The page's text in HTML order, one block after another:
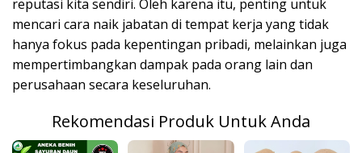
reputasi kita sendiri. Oleh karena itu, penting untuk
mencari cara naik jabatan di tempat kerja yang tidak
hanya fokus pada kepentingan pribadi, melainkan juga
mempertimbangkan dampak pada orang lain dan
perusahaan secara keseluruhan.
Rekomendasi Produk Untuk Anda